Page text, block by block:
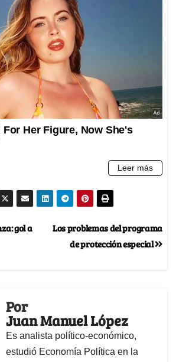
Los problemas del programa
de protección especial
gol a
Por
Juan Manuel López
Es analista político-económico,
estudió Economía Política en la